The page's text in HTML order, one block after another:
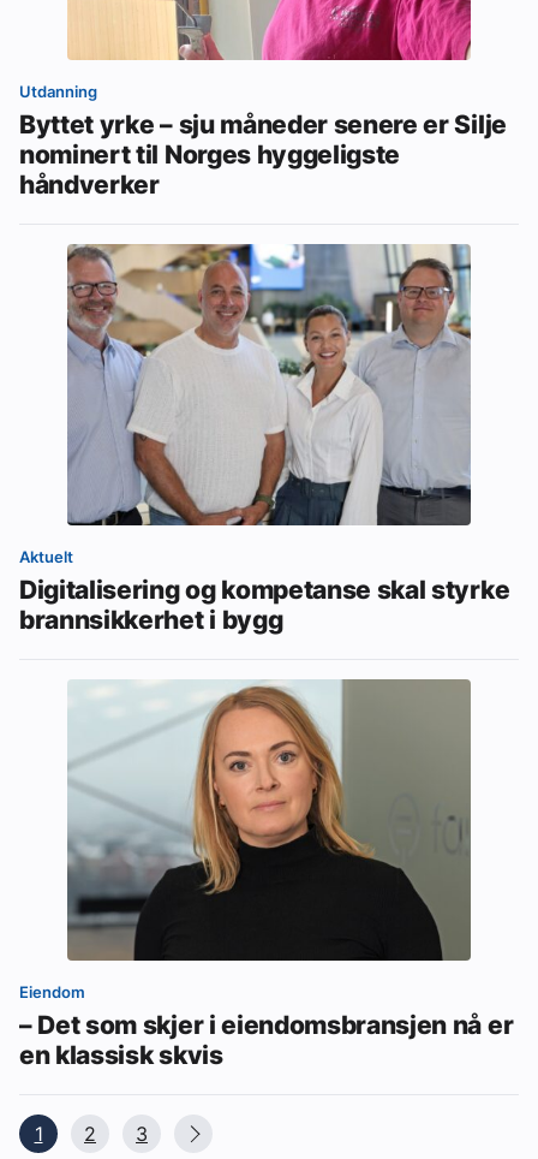
Utdanning
Byttet yrke – sju måneder senere er Silje
nominert til Norges hyggeligste
håndverker
Aktuelt
Digitalisering og kompetanse skal styrke
brannsikkerhet i bygg
Eiendom
– Det som skjer i eiendomsbransjen nå er
en klassisk skvis
1 2 3